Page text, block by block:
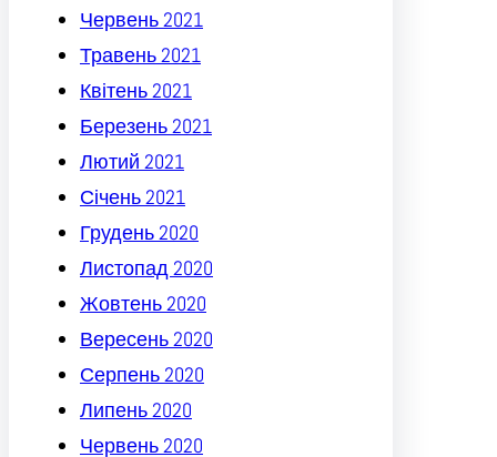
Червень 2021
Травень 2021
Квітень 2021
Березень 2021
Лютий 2021
Січень 2021
Грудень 2020
Листопад 2020
Жовтень 2020
Вересень 2020
Серпень 2020
Липень 2020
Червень 2020